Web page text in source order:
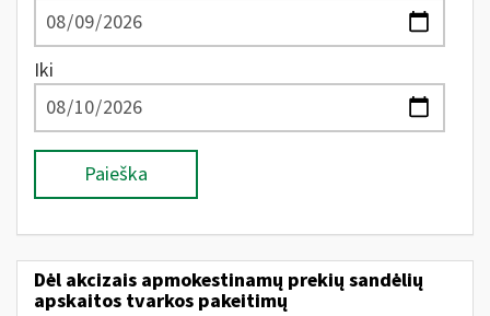
Iki
Paieška
Dėl akcizais apmokestinamų prekių sandėlių
apskaitos tvarkos pakeitimų